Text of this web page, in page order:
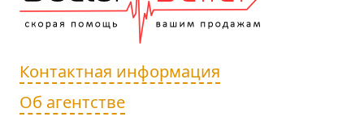
Контактная информация
Об агентстве